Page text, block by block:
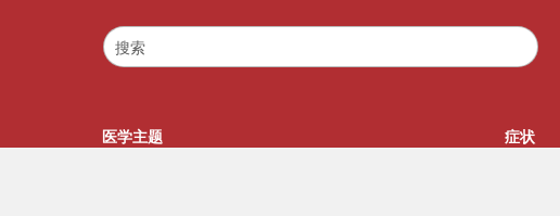
医学主题 症状